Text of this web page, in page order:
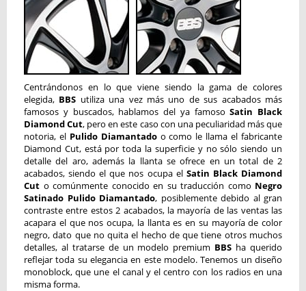
Centrándonos en lo que viene siendo la gama de colores
elegida, BBS utiliza una vez más uno de sus acabados más
famosos y buscados, hablamos del ya famosoSatin Black
Diamond Cut, pero en este caso con una peculiaridad más que
notoria, el Pulido Diamantadoo como le llama el fabricante
Diamond Cut, está por toda la superficie y no sólo siendo un
detalle del aro, además la llanta se ofrece en un total de 2
acabados, siendo el que nos ocupa el Satin Black Diamond
Cut o comúnmente conocido en su traducción como Negro
Satinado Pulido Diamantado, posiblemente debido al gran
contraste entre estos 2 acabados, la mayoría de las ventas las
acapara el que nos ocupa, la llanta es en su mayoría de color
negro, dato que no quita el hecho de que tiene otros muchos
detalles, al tratarse de un modelo premium BBS ha querido
reflejar toda su elegancia en este modelo. Tenemos un diseño
monoblock, que une el canal y el centro con los radios en una
misma forma.